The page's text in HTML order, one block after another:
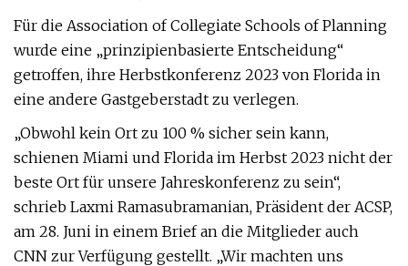
Für die Association of Collegiate Schools of Planning
wurde eine „prinzipienbasierte Entscheidung“
getroffen, ihre Herbstkonferenz 2023 von Florida in
eine andere Gastgeberstadt zu verlegen.
„Obwohl kein Ort zu 100 % sicher sein kann,
schienen Miami und Florida im Herbst 2023 nicht der
beste Ort für unsere Jahreskonferenz zu sein“,
schrieb Laxmi Ramasubramanian, Präsident der ACSP,
am 28. Juni in einem Brief an die Mitglieder auch
CNN zur Verfügung gestellt. „Wir machten uns